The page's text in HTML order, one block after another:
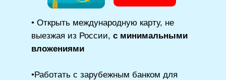
• Открыть международную карту, не
выезжая из России, с минимальными
вложениями
•Работать с зарубежным банком для